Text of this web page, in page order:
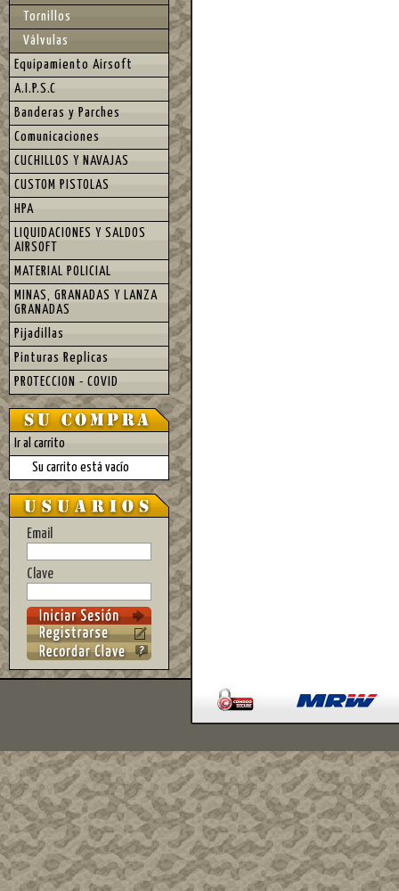
Tornillos
Válvulas
Equipamiento Airsoft
A.I.P.S.C
Banderas y Parches
Comunicaciones
CUCHILLOS Y NAVAJAS
CUSTOM PISTOLAS
HPA
LIQUIDACIONES Y SALDOS
AIRSOFT
MATERIAL POLICIAL
MINAS, GRANADAS Y LANZA
GRANADAS
Pijadillas
Pinturas Replicas
PROTECCION - COVID
Ir al carrito
Su carrito está vacío
Email
Clave